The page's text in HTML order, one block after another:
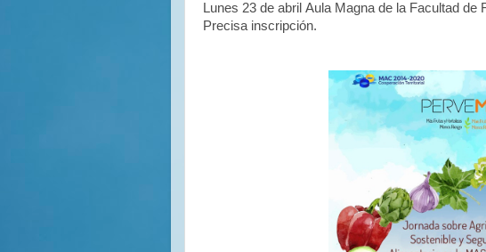
Lunes 23 de abril Aula Magna de la Facultad de
Precisa inscripción.